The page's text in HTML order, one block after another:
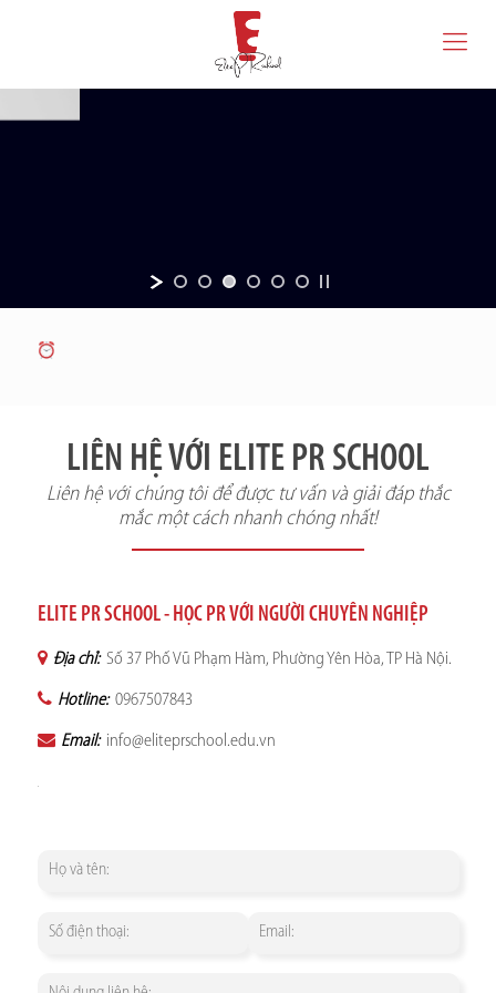
LIÊN HỆ VỚI ELITE PR SCHOOL
Liên hệ với chúng tôi để được tư vấn và giải đáp thắc
mắc một cách nhanh chóng nhất!
ELITE PR SCHOOL - HỌC PR VỚI NGƯỜI CHUYÊN NGHIỆP
Địa chỉ: Số 37 Phố Vũ Phạm Hàm, Phường Yên Hòa, TP Hà Nội.
Hotline: 0967507843
Email: info@eliteprschool.edu.vn